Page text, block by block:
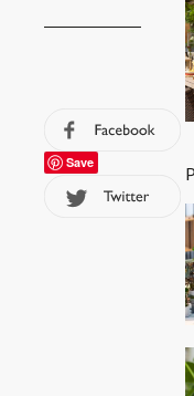
Save